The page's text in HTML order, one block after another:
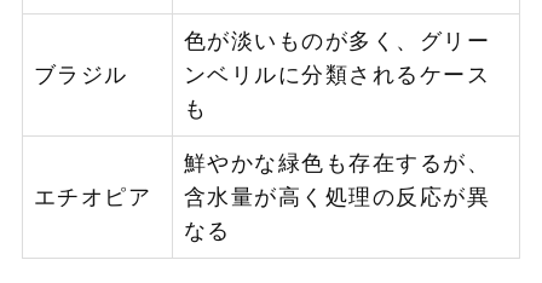
ブラジル
色が淡いものが多く、グリー
ンベリルに分類されるケース
も
エチオピア
鮮やかな緑色も存在するが、
含水量が高く処理の反応が異
なる